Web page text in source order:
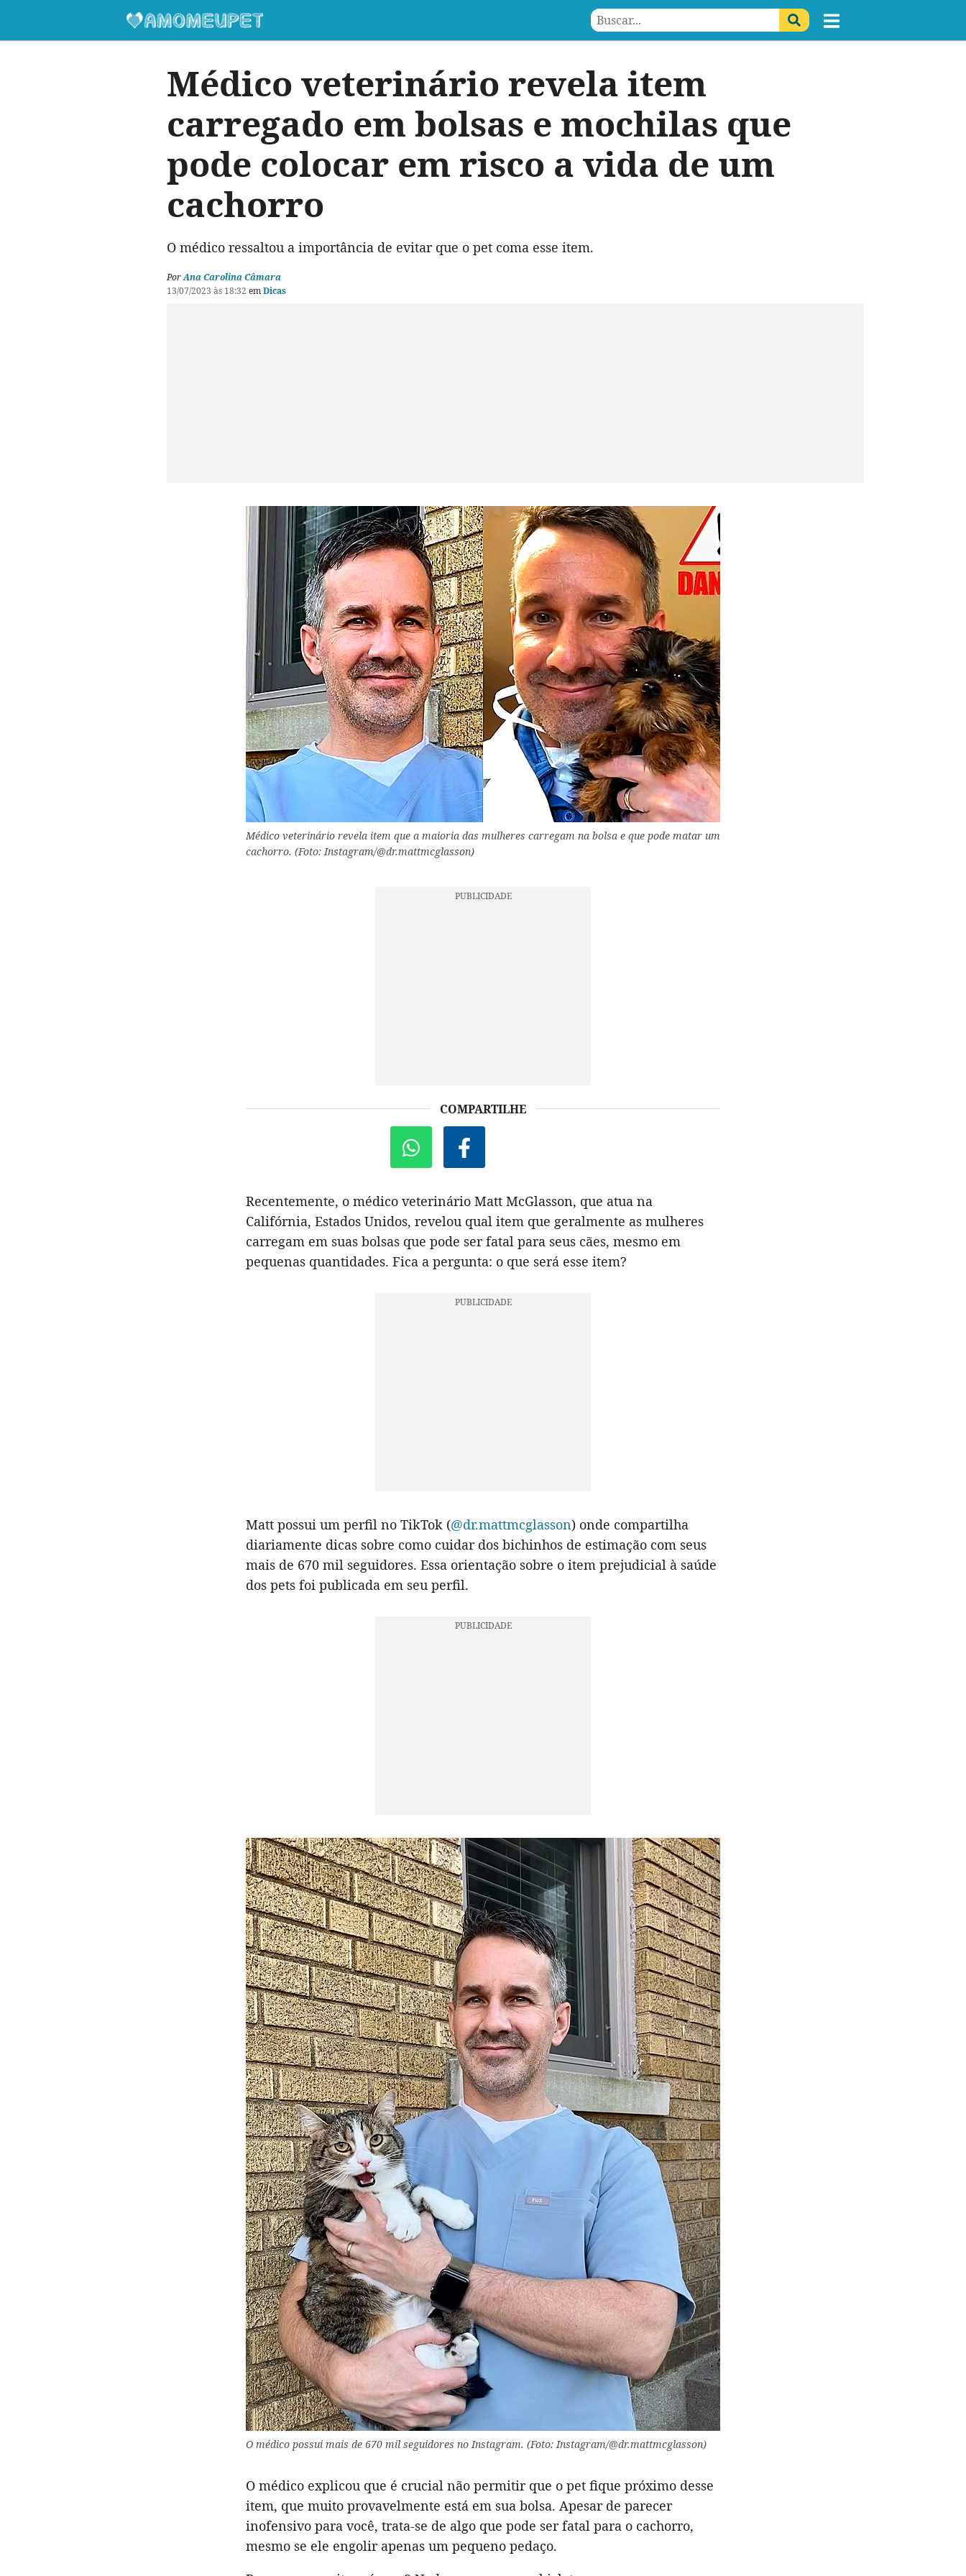
Médico veterinário revela item
carregado em bolsas e mochilas que
pode colocar em risco a vida de um
cachorro
O médico ressaltou a importância de evitar que o pet coma esse item.
PorAna Carolina Câmara
13/07/2023 às 18:32 emDicas
Médico veterinário revela item que a maioria das mulheres carregam na bolsa e que pode matar um
cachorro. (Foto: Instagram/@dr.mattmcglasson)
COMPARTILHE
Recentemente, o médico veterinário Matt McGlasson, que atua na
Califórnia, Estados Unidos, revelou qual item que geralmente as mulheres
carregam em suas bolsas que pode ser fatal para seus cães, mesmo em
pequenas quantidades. Fica a pergunta: o que será esse item?
Matt possui um perfil no TikTok (@dr.mattmcglasson) onde compartilha
diariamente dicas sobre como cuidar dos bichinhos de estimação com seus
mais de 670 mil seguidores. Essa orientação sobre o item prejudicial à saúde
dos pets foi publicada em seu perfil.
O médico possui mais de 670 mil seguidores no Instagram. (Foto: Instagram/@dr.mattmcglasson)
O médico explicou que é crucial não permitir que o pet fique próximo desse
item, que muito provavelmente está em sua bolsa. Apesar de parecer
inofensivo para você, trata-se de algo que pode ser fatal para o cachorro,
mesmo se ele engolir apenas um pequeno pedaço.